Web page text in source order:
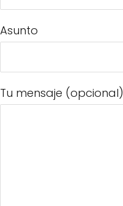
Asunto
Tu mensaje (opcional)